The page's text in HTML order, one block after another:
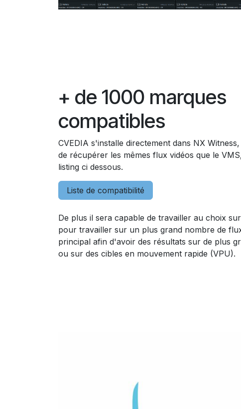
+ de 1000 marques
compatibles
CVEDIA s'installe directement dans NX
de récupérer les mêmes flux vidéos que le
listing ci dessous.
Liste de compatibilité
De plus il sera capable de travailler au choix
pour travailler sur un plus grand nombre de
principal afin d'avoir des résultats sur de plus
ou sur des cibles en mouvement rapide (VPU).